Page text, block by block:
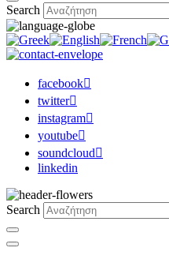
Search
facebook
twitter
instagram
youtube
soundcloud
linkedin
Search